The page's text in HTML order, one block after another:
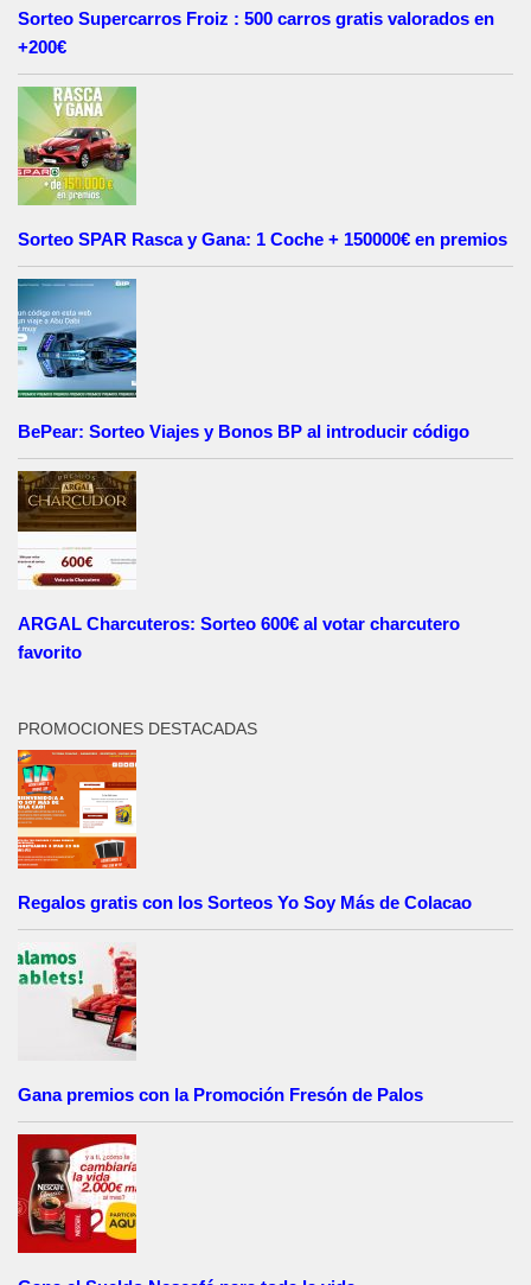
Sorteo Supercarros Froiz : 500 carros gratis valorados en
+200€
Sorteo SPAR Rasca y Gana: 1 Coche + 150000€ en premios
BePear: Sorteo Viajes y Bonos BP al introducir código
ARGAL Charcuteros: Sorteo 600€ al votar charcutero
favorito
PROMOCIONES DESTACADAS
Regalos gratis con los Sorteos Yo Soy Más de Colacao
Gana premios con la Promoción Fresón de Palos